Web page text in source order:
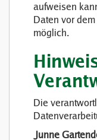
aufweisen
Daten vor
möglich.
Die
Junne